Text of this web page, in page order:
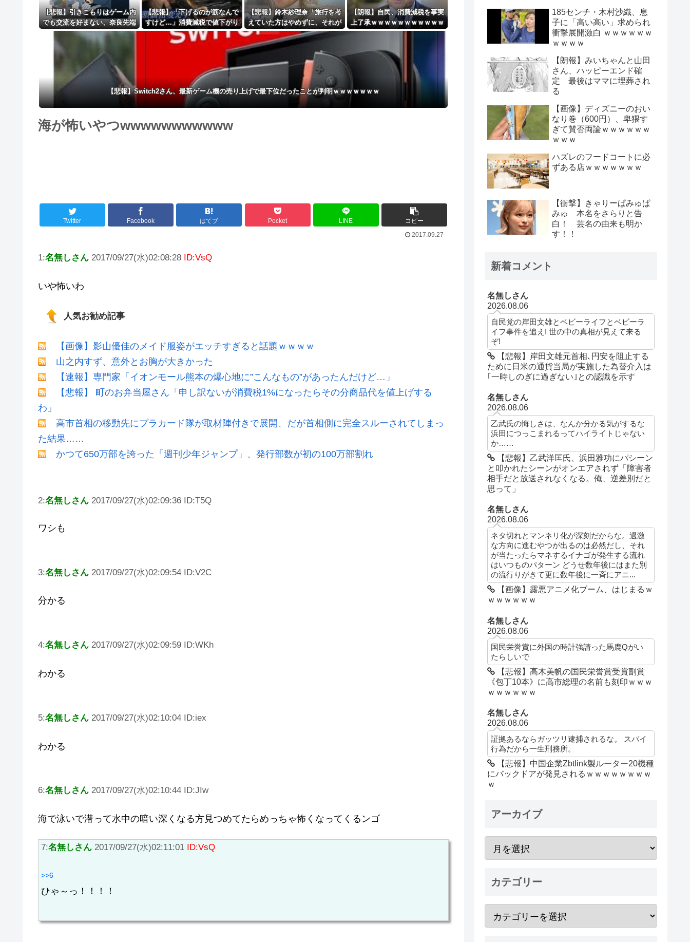
Powered by livedoor 相互RSS
【悲報】引きこもりはゲーム内
でも交流を好まない、奈良先端
大が587人調査 「ゲームで社
会復帰」に落とし穴？
【悲報】「下げるのが筋なんで
すけど…」消費減税で値下がり
する分と同じだけ商品を値上げ
して店頭価格を変えない店も…
【悲報】鈴木紗理奈「旅行を考
えていた方はやめずに、それが
支援」
【朗報】自民、消費減税を事実
上了承ｗｗｗｗｗｗｗｗｗｗｗ
【悲報】Switch2さん、最新ゲーム機の売り上げで最下位だったことが判明ｗｗｗｗｗｗｗ
海が怖いやつwwwwwwwwwww
Twitter Facebook はてブ Pocket LINE
コピー
2017.09.27
1:名無しさん 2017/09/27(水)02:08:28 ID:VsQ
いや怖いわ
人気お勧め記事
【画像】影山優佳のメイド服姿がエッチすぎると話題ｗｗｗｗ
山之内すず、意外とお胸が大きかった
【速報】専門家「イオンモール熊本の爆心地に”こんなもの”があったんだけど…」
【悲報】 町のお弁当屋さん「申し訳ないが消費税1%になったらその分商品代を値上げする
わ」
高市首相の移動先にプラカード隊が取材陣付きで展開、だが首相側に完全スルーされてしまっ
た結果……
かつて650万部を誇った「週刊少年ジャンプ」、発行部数が初の100万部割れ
2:名無しさん 2017/09/27(水)02:09:36 ID:T5Q
ワシも
3:名無しさん 2017/09/27(水)02:09:54 ID:V2C
分かる
4:名無しさん 2017/09/27(水)02:09:59 ID:WKh
わかる
5:名無しさん 2017/09/27(水)02:10:04 ID:iex
わかる
6:名無しさん 2017/09/27(水)02:10:44 ID:JIw
海で泳いで潜って水中の暗い深くなる方見つめてたらめっちゃ怖くなってくるンゴ
7:名無しさん 2017/09/27(水)02:11:01 ID:VsQ
>>6
ひゃ～っ！！！！
185センチ・木村沙織、息
子に「高い高い」求められ
衝撃展開激白 ｗｗｗｗｗｗ
ｗｗｗｗ
【朗報】みいちゃんと山田
さん、ハッピーエンド確
定 最後はママに埋葬され
る
【画像】ディズニーのおい
なり巻（600円）、卑猥す
ぎて賛否両論ｗｗｗｗｗｗ
ｗｗｗ
ハズレのフードコートに必
ずある店ｗｗｗｗｗｗｗ
【衝撃】きゃりーぱみゅぱ
みゅ 本名をさらりと告
白！ 芸名の由来も明か
す！！
新着コメント
名無しさん
2026.08.06
自民党の岸田文雄とベビーライフとベビーラ
イフ事件を追え! 世の中の真相が見えて来る
ぞ!
【悲報】岸田文雄元首相､円安を阻止する
ために日米の通貨当局が実施した為替介入は
｢一時しのぎに過ぎない｣との認識を示す
名無しさん
2026.08.06
乙武氏の悔しさは、なんか分かる気がするな
浜田につっこまれるってハイライトじゃない
か……
【悲報】乙武洋匡氏、浜田雅功にパシーン
と叩かれたシーンがオンエアされず「障害者
相手だと放送されなくなる。俺、逆差別だと
思って」
名無しさん
2026.08.06
ネタ切れとマンネリ化が深刻だからな。過激
な方向に進むやつが出るのは必然だし、それ
が当たったらマネするイナゴが発生する流れ
はいつものパターン どうせ数年後にはまた別
の流行りがきて更に数年後に一斉にアニ...
【画像】露悪アニメ化ブーム、はじまるｗ
ｗｗｗｗｗｗ
名無しさん
2026.08.06
国民栄誉賞に外国の時計強請った馬鹿Qがい
たらしいで
【悲報】高木美帆の国民栄誉賞受賞副賞
《包丁10本》に高市総理の名前も刻印ｗｗｗ
ｗｗｗｗｗｗ
名無しさん
2026.08.06
証拠あるならガッツリ逮捕されるな。 スパイ
行為だから一生刑務所。
【悲報】中国企業Zbtlink製ルーター20機種
にバックドアが発見されるｗｗｗｗｗｗｗｗ
ｗ
アーカイブ
カテゴリー